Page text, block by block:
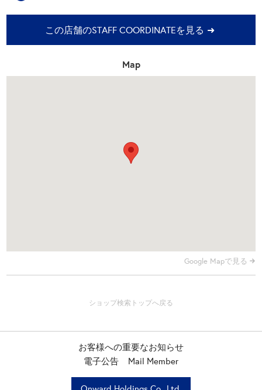
この店舗のSTAFF COORDINATEを見る
Map
Google Mapで見る
お客様への重要なお知らせ
電子公告
Mail Member